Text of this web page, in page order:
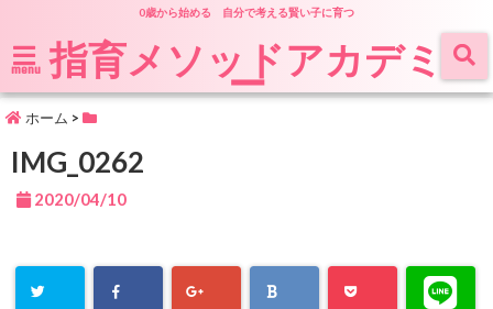
0歳から始める 自分で考える賢い子に育つ
menu 指育メソッドアカデミ
ー
ホーム >
IMG_0262
2020/04/10